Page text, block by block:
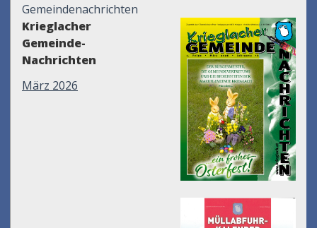
Gemeindenachrichten
Krieglacher
Gemeinde-
Nachrichten
März 2026